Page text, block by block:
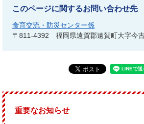
このページに関するお問い合わせ先
食育交流・防災センター係
〒811-4392
福岡県遠賀郡遠賀町大字今
重要なお知らせ